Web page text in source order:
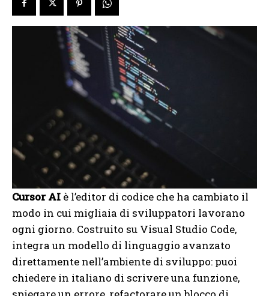
Cursor AI è l’editor di codice che ha cambiato il
modo in cui migliaia di sviluppatori lavorano
ogni giorno. Costruito su Visual Studio Code,
integra un modello di linguaggio avanzato
direttamente nell’ambiente di sviluppo: puoi
chiedere in italiano di scrivere una funzione,